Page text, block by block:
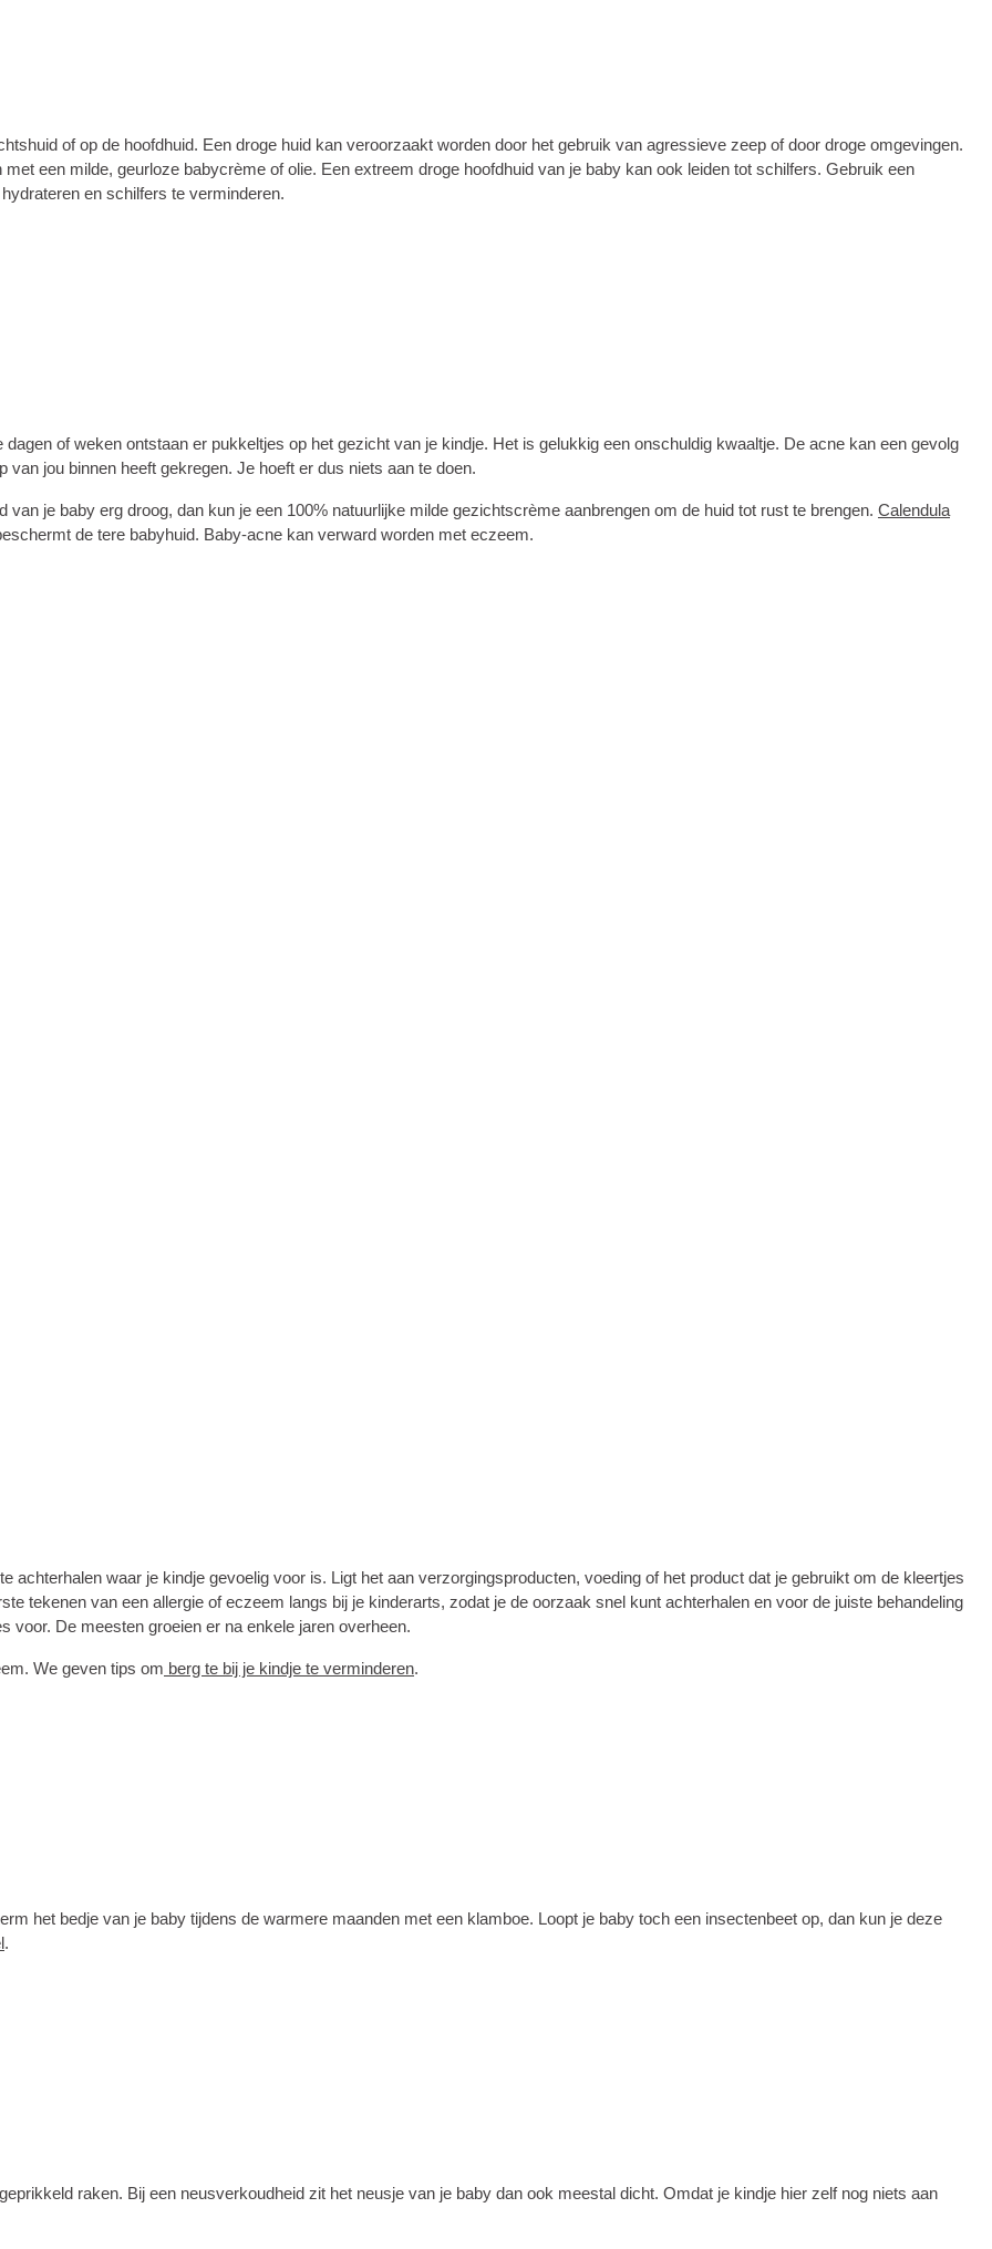
of op de hoofdhuid. Een droge huid kan veroorzaakt worden door het gebruik van agressieve zeep of door droge omgevingen.
een milde, geurloze babycrème of olie. Een extreem droge hoofdhuid van je baby kan ook leiden tot schilfers. Gebruik een
en schilfers te verminderen.
of weken ontstaan er pukkeltjes op het gezicht van je kindje. Het is gelukkig een onschuldig kwaaltje. De acne kan een gevolg
jou binnen heeft gekregen. Je hoeft er dus niets aan te doen.
je baby erg droog, dan kun je een 100% natuurlijke milde gezichtscrème aanbrengen om de huid tot rust te brengen. Calendula
de tere babyhuid. Baby-acne kan verward worden met eczeem.
achterhalen waar je kindje gevoelig voor is. Ligt het aan verzorgingsproducten, voeding of het product dat je gebruikt om de kleertjes
tekenen van een allergie of eczeem langs bij je kinderarts, zodat je de oorzaak snel kunt achterhalen en voor de juiste behandeling
voor. De meesten groeien er na enkele jaren overheen.
We geven tips om berg te bij je kindje te verminderen.
het bedje van je baby tijdens de warmere maanden met een klamboe. Loopt je baby toch een insectenbeet op, dan kun je deze
.
raken. Bij een neusverkoudheid zit het neusje van je baby dan ook meestal dicht. Omdat je kindje hier zelf nog niets aan